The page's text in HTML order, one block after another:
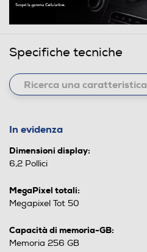
Specifiche tecniche
In evidenza
Dimensioni display:
6,2 Pollici
MegaPixel totali:
Megapixel Tot 50
Capacità di memoria-GB:
Memoria 256 GB